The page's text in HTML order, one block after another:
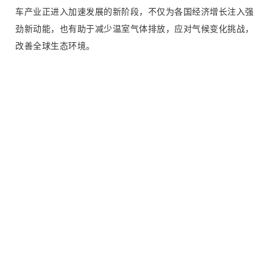
车产业正进入加速发展的新阶段，不仅为各国经济增长注入强
劲新动能，也有助于减少温室气体排放，应对气候变化挑战，
改善全球生态环境。